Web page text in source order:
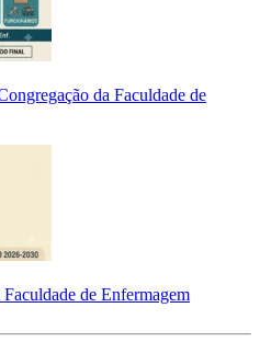
da Faculdade de
de Enfermagem